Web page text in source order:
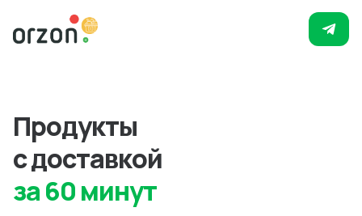
Продукты
с доставкой
за 60 минут